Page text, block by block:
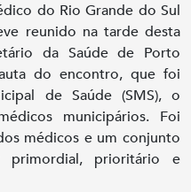
do Rio Grande do Sul
reunido na tarde desta
da Saúde de Porto
do encontro, que foi
de Saúde (SMS), o
municipários. Foi
médicos e um conjunto
primordial, prioritário e